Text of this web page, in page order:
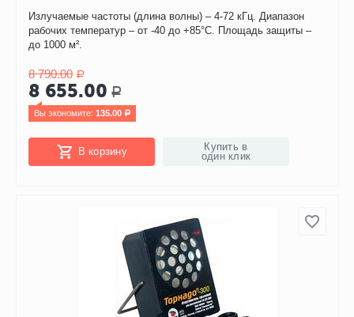
Излучаемые частоты (длина волны) – 4-72 кГц. Диапазон
рабочих температур – от -40 до +85°С. Площадь защиты –
до 1000 м².
8 790.00 Р
8 655.00 Р
Вы экономите: 135.00 Р
В корзину
Купить в
один клик